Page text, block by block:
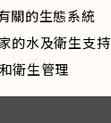
關的生態系統
的水及衛生支持
衛生管理